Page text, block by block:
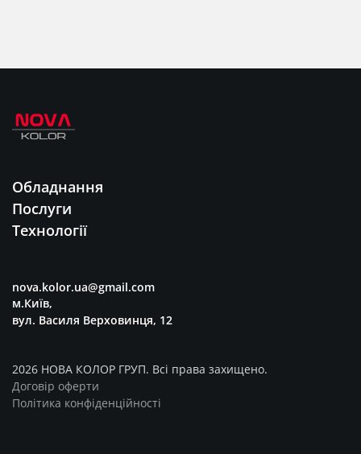
Обладнання
Послуги
Технології
nova.kolor.ua@gmail.com
м.Київ,
вул. Василя Верховинця, 12
2026 НОВА КОЛОР ГРУП. Всі права захищено.
Договір оферти
Політика конфіденційності